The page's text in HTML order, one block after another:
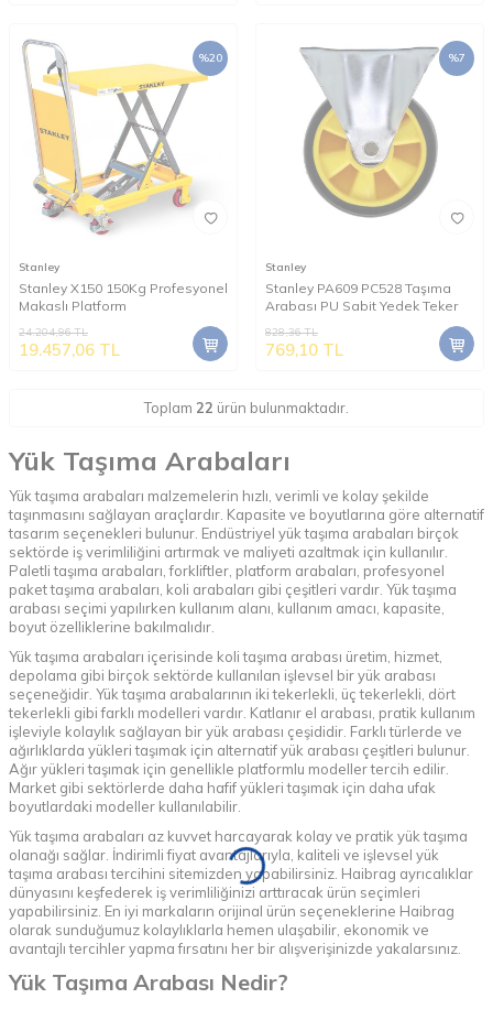
%20
Stanley
Stanley X150 150Kg Profesyonel
Makaslı Platform
24.204,96TL
19.457,06 TL
%7
Stanley
Stanley PA609 PC528 Taşıma
Arabası PU Sabit Yedek Teker
828,36TL
769,10 TL
Toplam 22 ürün bulunmaktadır.
Yük Taşıma Arabaları
Yük taşıma arabaları malzemelerin hızlı, verimli ve kolay şekilde
taşınmasını sağlayan araçlardır. Kapasite ve boyutlarına göre alternatif
tasarım seçenekleri bulunur. Endüstriyel yük taşıma arabaları birçok
sektörde iş verimliliğini artırmak ve maliyeti azaltmak için kullanılır.
Paletli taşıma arabaları, forkliftler, platform arabaları, profesyonel
paket taşıma arabaları, koli arabaları gibi çeşitleri vardır. Yük taşıma
arabası seçimi yapılırken kullanım alanı, kullanım amacı, kapasite,
boyut özelliklerine bakılmalıdır.
Yük taşıma arabaları içerisinde koli taşıma arabası üretim, hizmet,
depolama gibi birçok sektörde kullanılan işlevsel bir yük arabası
seçeneğidir. Yük taşıma arabalarının iki tekerlekli, üç tekerlekli, dört
tekerlekli gibi farklı modelleri vardır. Katlanır el arabası, pratik kullanım
işleviyle kolaylık sağlayan bir yük arabası çeşididir. Farklı türlerde ve
ağırlıklarda yükleri taşımak için alternatif yük arabası çeşitleri bulunur.
Ağır yükleri taşımak için genellikle platformlu modeller tercih edilir.
Market gibi sektörlerde daha hafif yükleri taşımak için daha ufak
boyutlardaki modeller kullanılabilir.
Yük taşıma arabaları az kuvvet harcayarak kolay ve pratik yük taşıma
olanağı sağlar. İndirimli fiyat avantajlarıyla, kaliteli ve işlevsel yük
taşıma arabası tercihini sitemizden yapabilirsiniz. Haibrag ayrıcalıklar
dünyasını keşfederek iş verimliliğinizi arttıracak ürün seçimleri
yapabilirsiniz. En iyi markaların orijinal ürün seçeneklerine Haibrag
olarak sunduğumuz kolaylıklarla hemen ulaşabilir, ekonomik ve
avantajlı tercihler yapma fırsatını her bir alışverişinizde yakalarsınız.
Yük Taşıma Arabası Nedir?